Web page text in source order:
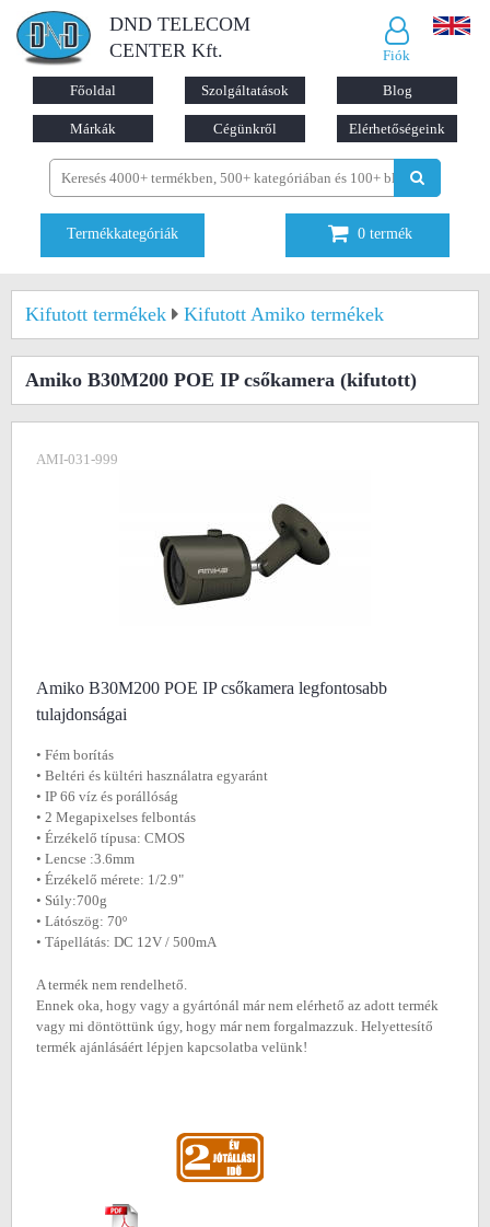
DND TELECOM
CENTER Kft.
Fiók
Főoldal Szolgáltatások Blog
Márkák Cégünkről Elérhetőségeink
Termékkategóriák 0 termék
Kifutott termékek Kifutott Amiko termékek
Amiko B30M200 POE IP csőkamera (kifutott)
AMI-031-999
Amiko B30M200 POE IP csőkamera legfontosabb
tulajdonságai
• Fém borítás
• Beltéri és kültéri használatra egyaránt
• IP 66 víz és porállóság
• 2 Megapixelses felbontás
• Érzékelő típusa: CMOS
• Lencse :3.6mm
• Érzékelő mérete: 1/2.9"
• Súly:700g
• Látószög: 70º
• Tápellátás: DC 12V / 500mA
A termék nem rendelhető.
Ennek oka, hogy vagy a gyártónál már nem elérhető az adott termék
vagy mi döntöttünk úgy, hogy már nem forgalmazzuk. Helyettesítő
termék ajánlásáért lépjen kapcsolatba velünk!